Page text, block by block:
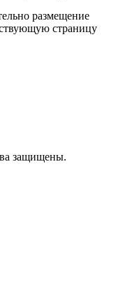
размещение
страницу
защищены.